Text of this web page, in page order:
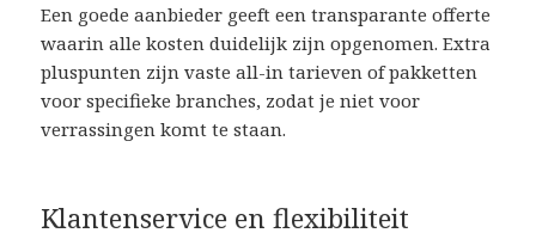
Een goede aanbieder geeft een transparante offerte
waarin alle kosten duidelijk zijn opgenomen. Extra
pluspunten zijn vaste all-in tarieven of pakketten
voor specifieke branches, zodat je niet voor
verrassingen komt te staan.
Klantenservice en flexibiliteit